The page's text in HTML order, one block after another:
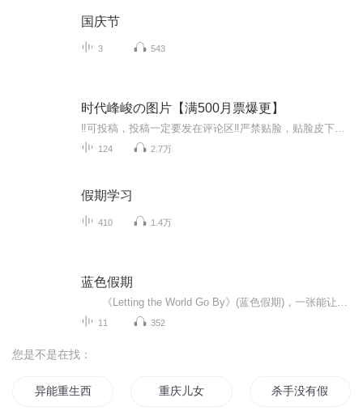
国庆节
3 543
时代峰峻の图片【满500月票爆更】
124 2.7万
假期学习
410 1.4万
蓝色假期
11 352
您是不是在找：
异能重生西门庆 重庆儿女 杀手没有假期